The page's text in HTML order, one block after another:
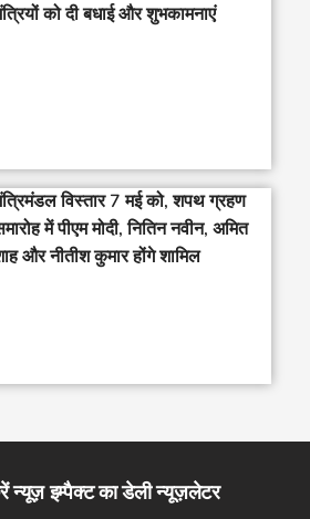
को दी बधाई और शुभकामनाएं
विस्तार 7 मई को, शपथ ग्रहण
में पीएम मोदी, नितिन नवीन, अमित
और नीतीश कुमार होंगे शामिल
न्यूज़ इम्पैक्ट का डेली न्यूज़लेटर